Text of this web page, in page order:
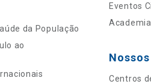
da População
ao
Eventos
Centros